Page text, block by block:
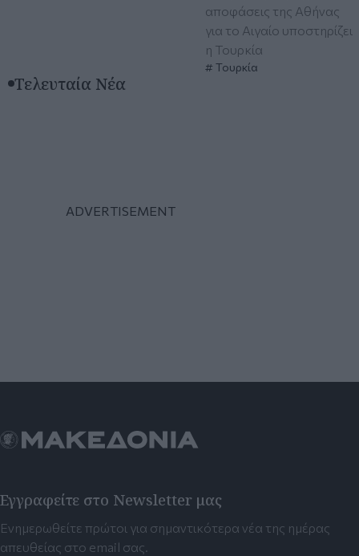
αποφάσεις της Αθήνας
για το Αιγαίο υποστηρίζει
η Τουρκία
Τουρκία
Τελευταία Νέα
Εγγραφείτε στο Newsletter μας
Ενημερωθείτε πρώτοι για σημαντικότερα νέα της ημέρας
απευθείας στο email σας.